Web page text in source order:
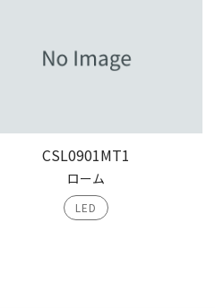
CSL0901MT1
ローム
LED